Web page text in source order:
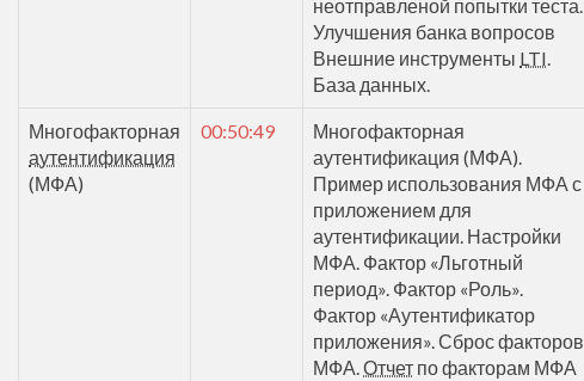
неотправленой попытки теста.
Улучшения банка вопросов
Внешние инструменты LTI.
База данных.
Многофакторная
аутентификация
(МФА)
00:50:49
Многофакторная
аутентификация (МФА).
Пример использования МФА с
приложением для
аутентификации. Настройки
МФА. Фактор «Льготный
период». Фактор «Роль».
Фактор «Аутентификатор
приложения». Сброс факторов
МФА.Отчет по факторам МФА